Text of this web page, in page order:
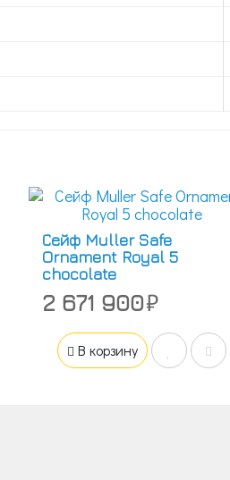
Сейф Muller Safe
Ornament Royal 5
chocolate
2 671 900
В корзину